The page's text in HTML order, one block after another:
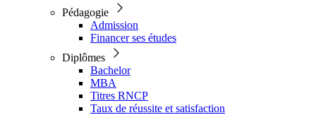
Pédagogie
Admission
Financer ses études
Diplômes
Bachelor
MBA
Titres RNCP
Taux de réussite et satisfaction